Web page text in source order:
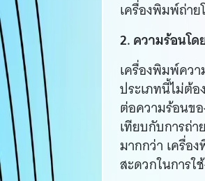
เครื่องพิมพ์ถ่า
2. ความร้อนโด
เครื่องพิมพ์คว
ประเภทนี้ไม่ต้
ต่อความร้อนข
เทียบกับการถ่
มากกว่า เครื่อ
สะดวกในการ